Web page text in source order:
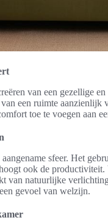
van een gezellige
een ruimte
toe te voegen aan
sfeer. Het
ook de
van natuurlijke
gevoel van welzijn.